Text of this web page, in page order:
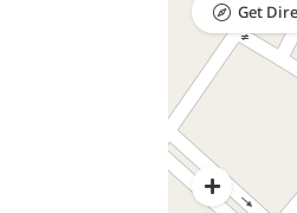
Get